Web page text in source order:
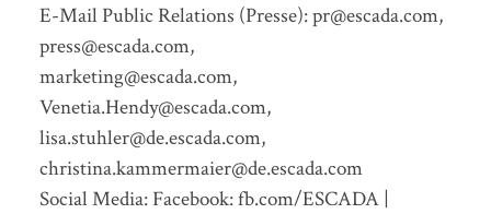
E-Mail Public Relations (Presse): pr@escada.com,
press@escada.com,
marketing@escada.com,
Venetia.Hendy@escada.com,
lisa.stuhler@de.escada.com,
christina.kammermaier@de.escada.com
Social Media: Facebook: fb.com/ESCADA |